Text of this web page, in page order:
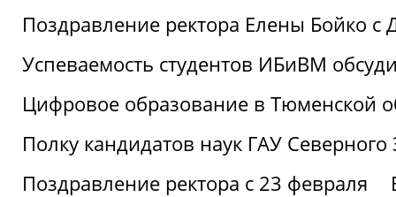
Поздравление ректора Елены Бойко с
Успеваемость студентов ИБиВМ
Цифровое образование в Тюменской
Полку кандидатов наук ГАУ
Поздравление ректора с 23 февраля